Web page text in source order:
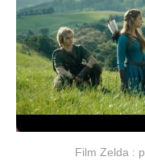
Film Zelda :